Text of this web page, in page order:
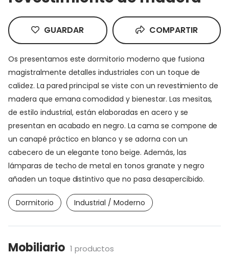
GUARDAR COMPARTIR
Os presentamos este dormitorio moderno que fusiona
magistralmente detalles industriales con un toque de
calidez. La pared principal se viste con un revestimiento de
madera que emana comodidad y bienestar. Las mesitas,
de estilo industrial, están elaboradas en acero y se
presentan en acabado en negro. La cama se compone de
un canapé práctico en blanco y se adorna con un
cabecero de un elegante tono beige. Además, las
lámparas de techo de metal en tonos granate y negro
añaden un toque distintivo que no pasa desapercibido.
Dormitorio Industrial / Moderno
Mobiliario 1 productos